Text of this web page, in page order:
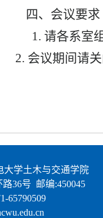
四、会议要求
1. 请各系室
2. 会议期间请
大学土木与交通学院
36号 邮编:450045
65790509